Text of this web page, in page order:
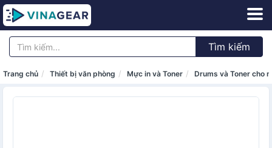
Tìm kiếm
Trang chủ Thiết bị văn phòng Mực in và Toner Drums và Toner cho